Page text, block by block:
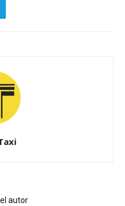
autor